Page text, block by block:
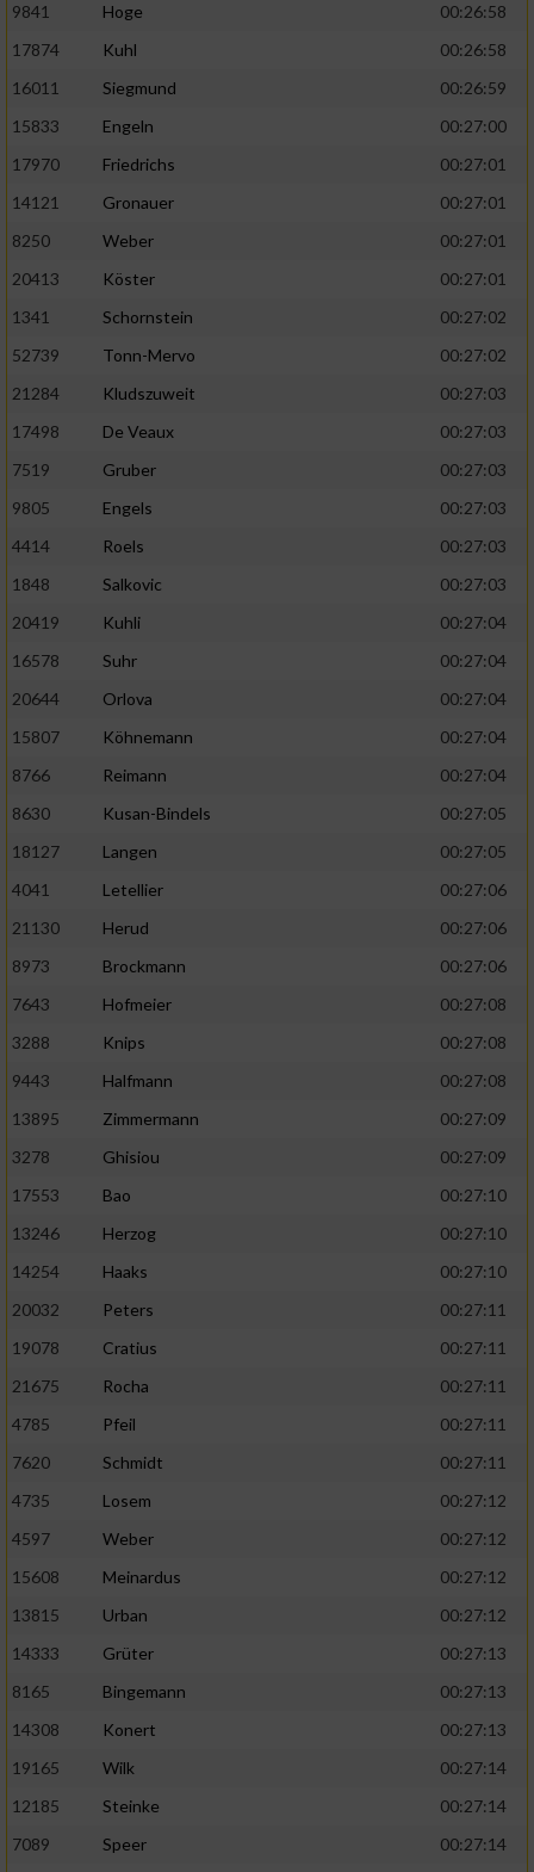
9841
Hoge
00:26:58
17874
Kuhl
00:26:58
16011
Siegmund
00:26:59
15833
Engeln
00:27:00
17970
Friedrichs
00:27:01
14121
Gronauer
00:27:01
8250
Weber
00:27:01
20413
Köster
00:27:01
1341
Schornstein
00:27:02
52739
Tonn-Mervo
00:27:02
21284
Kludszuweit
00:27:03
17498
De Veaux
00:27:03
7519
Gruber
00:27:03
9805
Engels
00:27:03
4414
Roels
00:27:03
1848
Salkovic
00:27:03
20419
Kuhli
00:27:04
16578
Suhr
00:27:04
20644
Orlova
00:27:04
15807
Köhnemann
00:27:04
8766
Reimann
00:27:04
8630
Kusan-Bindels
00:27:05
18127
Langen
00:27:05
4041
Letellier
00:27:06
21130
Herud
00:27:06
8973
Brockmann
00:27:06
7643
Hofmeier
00:27:08
3288
Knips
00:27:08
9443
Halfmann
00:27:08
13895
Zimmermann
00:27:09
3278
Ghisiou
00:27:09
17553
Bao
00:27:10
13246
Herzog
00:27:10
14254
Haaks
00:27:10
20032
Peters
00:27:11
19078
Cratius
00:27:11
21675
Rocha
00:27:11
4785
Pfeil
00:27:11
7620
Schmidt
00:27:11
4735
Losem
00:27:12
4597
Weber
00:27:12
15608
Meinardus
00:27:12
13815
Urban
00:27:12
14333
Grüter
00:27:13
8165
Bingemann
00:27:13
14308
Konert
00:27:13
19165
Wilk
00:27:14
12185
Steinke
00:27:14
7089
Speer 00:27:14